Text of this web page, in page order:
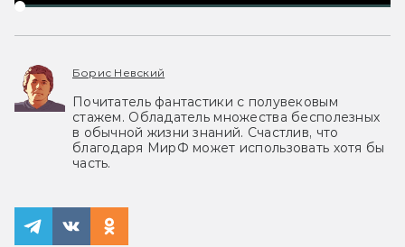
Борис Невский
Почитатель фантастики с полувековым
стажем. Обладатель множества бесполезных
в обычной жизни знаний. Счастлив, что
благодаря МирФ может использовать хотя бы
часть.